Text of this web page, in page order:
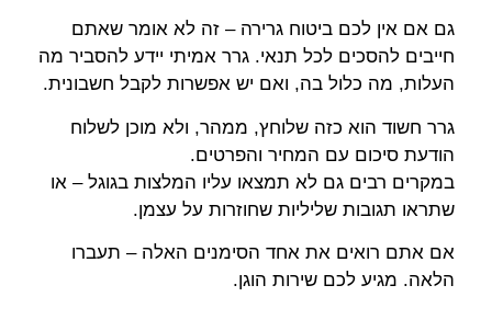
גם אם אין לכם ביטוח גרירה – זה לא אומר שאתם
חייבים להסכים לכל תנאי. גרר אמיתי יידע להסביר מה
העלות, מה כלול בה, ואם יש אפשרות לקבל חשבונית.
גרר חשוד הוא כזה שלוחץ, ממהר, ולא מוכן לשלוח
הודעת סיכום עם המחיר והפרטים.
במקרים רבים גם לא תמצאו עליו המלצות בגוגל – או
שתראו תגובות שליליות שחוזרות על עצמן.
אם אתם רואים את אחד הסימנים האלה – תעברו
הלאה. מגיע לכם שירות הוגן.